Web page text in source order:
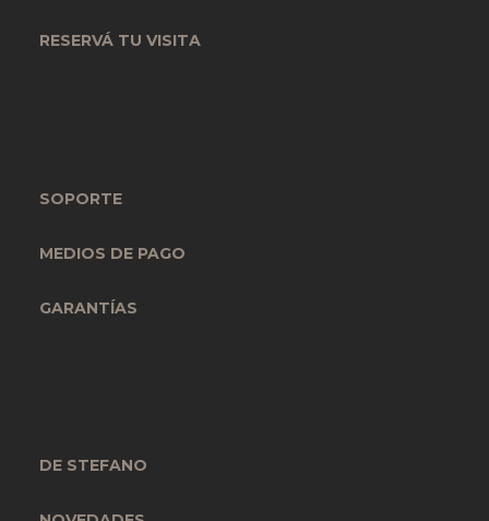
RESERVÁ TU VISITA
SOPORTE
MEDIOS DE PAGO
GARANTÍAS
DE STEFANO